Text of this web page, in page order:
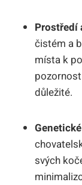
Prostředí
čistém​ a
‌místa k
důležité.
svých⁣